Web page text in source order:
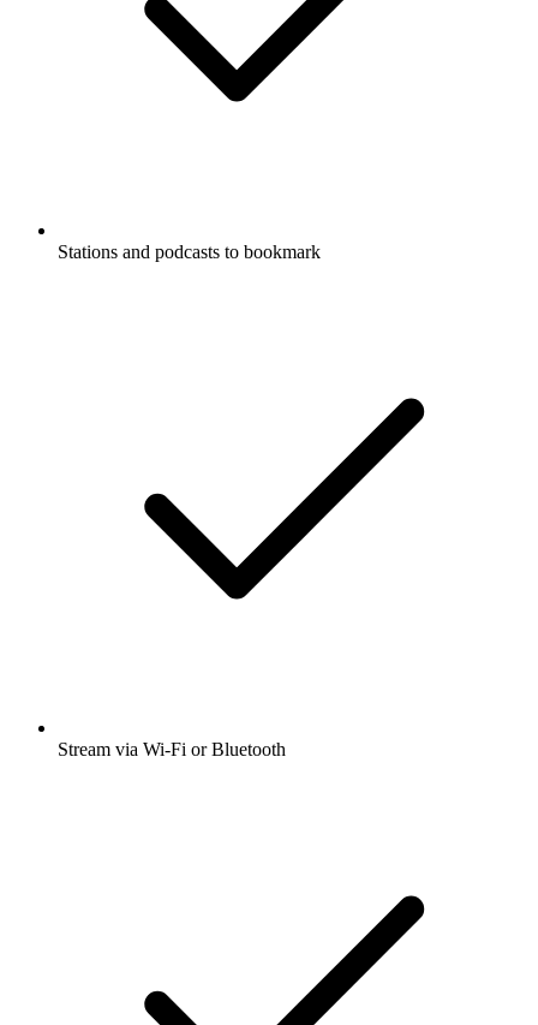
Stations and podcasts to bookmark
Stream via Wi-Fi or Bluetooth